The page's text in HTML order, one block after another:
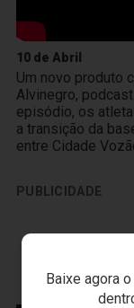
Baixe agora o
10 de Abril
Um novo produto
Alvinegro,
episódio, os
a transição da
entre Cidade
PUBLICIDADE